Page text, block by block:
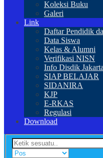
Koleksi Buku
Galeri
Link
Daftar Pendidik
Data Siswa
Kelas & Alumni
Verifikasi NISN
Info Disdik Jakarta
SIAP BELAJAR
SIDANIRA
KJP
E-RKAS
Regulasi
Download